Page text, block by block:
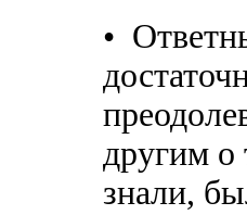
•
другим о
знали,